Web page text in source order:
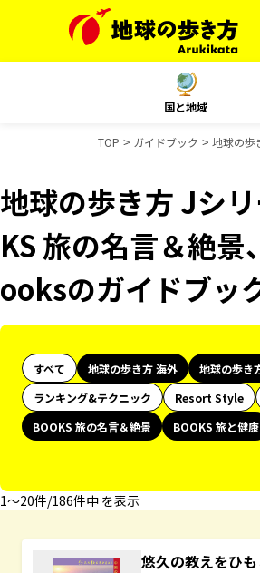
国と地域
TOP ガイドブック 地球の歩
地球の歩き方 Jシ
KS 旅の名言＆絶
ooksのガイドブッ
すべて 地球の歩き方 海外 地球の歩き
ランキング&テクニック
Resort Style
BOOKS 旅の名言＆絶景
BOOKS 旅と健康
1〜20件/186件中 を表示
悠久の教えをひ